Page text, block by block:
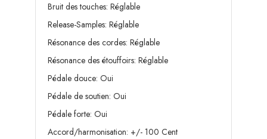
Bruit des touches: Réglable
Release-Samples: Réglable
Résonance des cordes: Réglable
Résonance des étouffoirs: Réglable
Pédale douce: Oui
Pédale de soutien: Oui
Pédale forte: Oui
Accord/harmonisation: +/- 100 Cent